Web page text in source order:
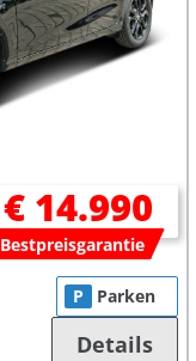
€ 14.990
Bestpreisgarantie
P Parken
Details